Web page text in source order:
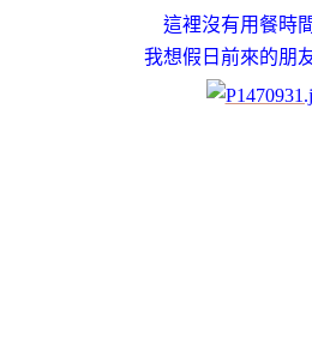
這裡沒有用餐時
我想假日前來的朋